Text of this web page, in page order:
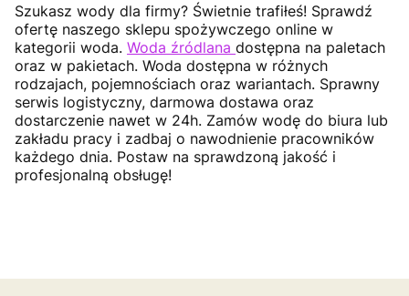
Szukasz wody dla firmy? Świetnie trafiłeś! Sprawdź
ofertę naszego sklepu spożywczego online w
kategorii woda. Woda źródlana dostępna na paletach
oraz w pakietach. Woda dostępna w różnych
rodzajach, pojemnościach oraz wariantach. Sprawny
serwis logistyczny, darmowa dostawa oraz
dostarczenie nawet w 24h. Zamów wodę do biura lub
zakładu pracy i zadbaj o nawodnienie pracowników
każdego dnia. Postaw na sprawdzoną jakość i
profesjonalną obsługę!